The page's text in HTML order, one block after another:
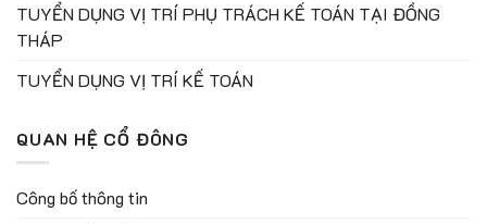
TUYỂN DỤNG VỊ TRÍ PHỤ TRÁCH KẾ TOÁN TẠI ĐỒNG
THÁP
TUYỂN DỤNG VỊ TRÍ KẾ TOÁN
QUAN HỆ CỔ ĐÔNG
Công bố thông tin